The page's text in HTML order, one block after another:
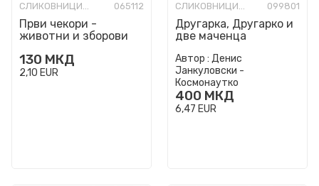
СЛИКОВНИЦИ СО ТВРДИ СТРАНИЦИ 065112
Први чекори -
животни и зборови
130 МКД
2,10 EUR
СЛИКОВНИЦИ СО ТВРДИ СТРАНИЦИ 099801
Другарка, Другарко и
две маченца
Автор : Денис
Јанкуловски -
Космонаутко
400 МКД
6,47 EUR